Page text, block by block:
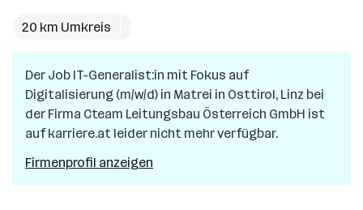
in
Osttirol
20 km Umkreis
Der Job IT-Generalist:in mit Fokus auf
Digitalisierung (m/w/d) in Matrei in Osttirol, Linz bei
der Firma Cteam Leitungsbau Österreich GmbH ist
auf karriere.at leider nicht mehr verfügbar.
Firmenprofil anzeigen